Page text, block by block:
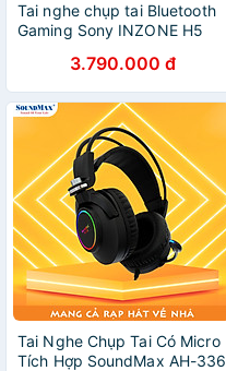
Tai nghe chụp tai Bluetooth
Gaming Sony INZONE H5
3.790.000 đ
Tai Nghe Chụp Tai Có Micro
Tích Hợp SoundMax AH-336